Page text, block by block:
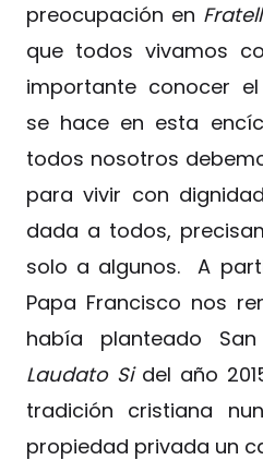
preocupación en
que todos vivamos
importante conocer
se hace en esta
todos nosotros
para vivir con
dada a todos,
solo a algunos. A
Papa Francisco nos
había planteado
Laudato Sidel año
tradición cristiana
propiedad privada un